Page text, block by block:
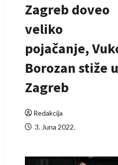
Zagreb doveo
veliko
pojačanje,
Borozan stiže u
Zagreb
Redakcija
3. Juna 2022.